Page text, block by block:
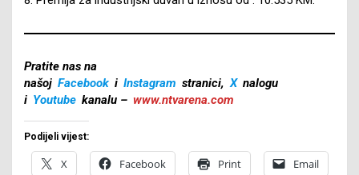
Pratite nas na
našoj Facebook i Instagram stranici, X nalogu
i Youtube kanalu – www.ntvarena.com
Podijeli vijest:
X Facebook Print Email